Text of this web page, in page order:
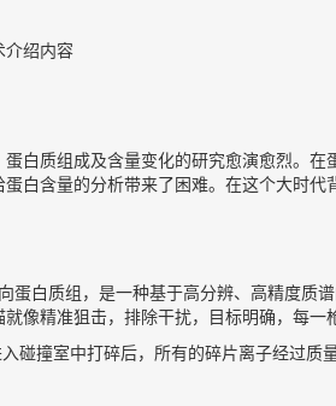
介绍内容​
质组成及含量变化的研究愈演愈烈。
含量的分析带来了困难。在这个大时代
白质组，是一种基于高分辨、高精度
像精准狙击，排除干扰，目标明确，每一
碰撞室中打碎后，所有的碎片离子经过